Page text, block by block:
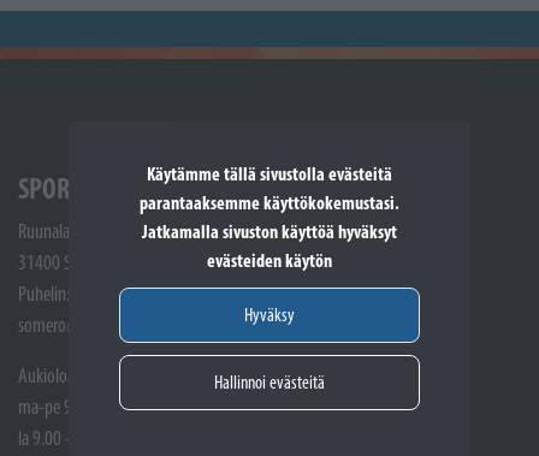
Käytämme tällä sivustolla evästeitä
parantaaksemme käyttökokemustasi.
Jatkamalla sivuston käyttöä hyväksyt
evästeiden käytön
Hyväksy
Hallinnoi evästeitä
SPORTTIKONE SOMERO
Ruunalantie 5
31400 Somero
Puhelin: (02) 748 9300
somero@sporttikone.fi
Aukioloajat
ma-pe 9.00 - 17.00
la 9.00 - 14.00